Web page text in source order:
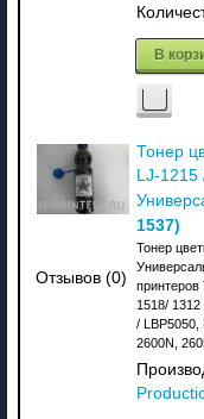
В
Отзывов (0)
Тонер
LJ-1215
1537)
Тонер
принтеров
1518/ 1312
/ LBP5050,
2600N,